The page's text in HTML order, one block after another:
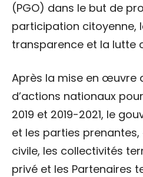
(PGO) dans le but de
participation citoyenne,
transparence et la lutte
Après la mise en œuvre
d’actions nationaux
2019 et 2019-2021, le
et les parties
civile, les collectivités
privé et les Partenaires